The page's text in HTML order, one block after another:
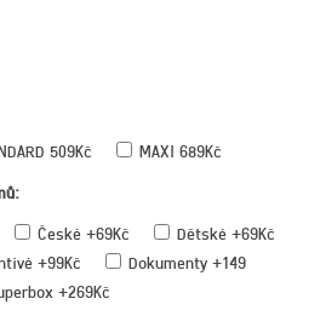
509Kč MAXI 689Kč
České +69Kč
Dětské +69Kč
+99Kč
Dokumenty +149
+269Kč